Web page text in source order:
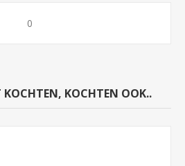
0
KOCHTEN, KOCHTEN OOK..